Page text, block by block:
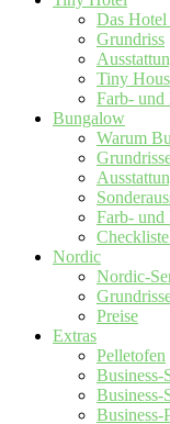
Das
Grundriss
Tiny
Farb- und
Bungalow
Warum
Farb- und
Nordic
Nordic-
Preise
Extras
Pelletofen
Business-
Business-
Business-